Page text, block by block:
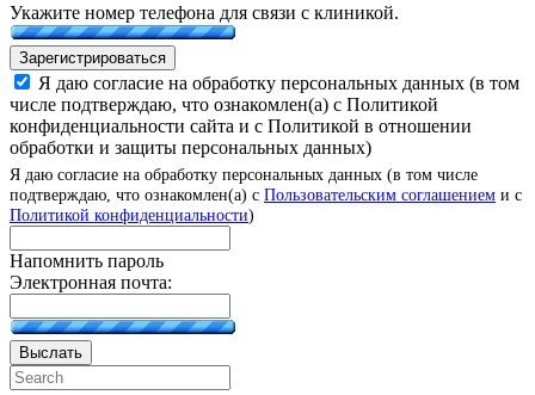
Укажите номер телефона для связи с клиникой.
Зарегистрироваться
Я даю согласие на обработку персональных данных (в том
числе подтверждаю, что ознакомлен(а) с Политикой
конфиденциальности сайта и с Политикой в отношении
обработки и защиты персональных данных)
Я даю согласие на обработку персональных данных (в том числе
подтверждаю, что ознакомлен(а) с Пользовательским соглашением и с
Политикой конфиденциальности)
Напомнить пароль
Электронная почта:
Выслать